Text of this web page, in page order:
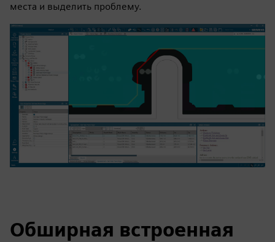
места и выделить проблему.
Обширная встроенная